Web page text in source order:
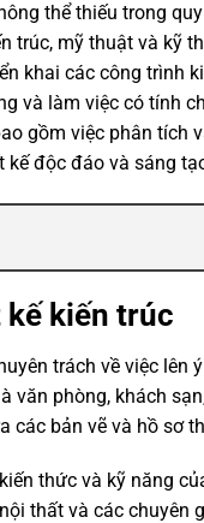
thể thiếu trong
trúc, mỹ thuật và kỹ
khai các công trình
và làm việc có tính
gồm việc phân tích
kế độc đáo và sáng
kế kiến trúc
trách về việc lên
văn phòng, khách
các bản vẽ và hồ sơ
thức và kỹ năng
thất và các